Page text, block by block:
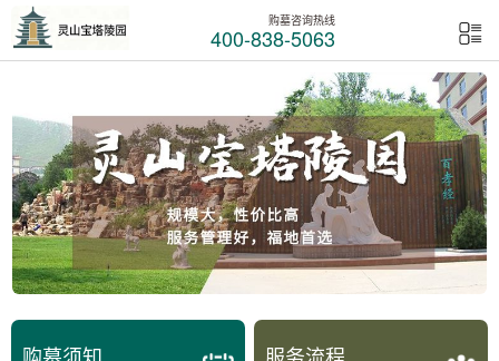
购墓咨询热线
400-838-5063